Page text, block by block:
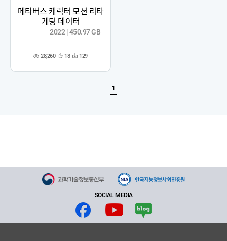
메타버스 캐릭터 모션 리타
게팅 데이터
조 28,260 관
록
18 다 129
2022 | 450.97 GB
1
SOCIAL MEDIA